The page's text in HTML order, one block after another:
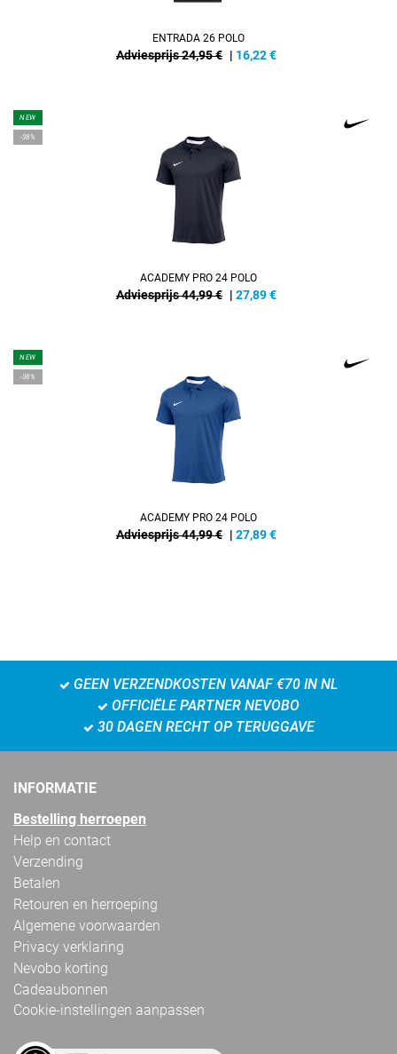
ENTRADA 26 POLO
Adviesprijs 24,95 € | 16,22€
NEW
-38%
ACADEMY PRO 24 POLO
Adviesprijs 44,99 € | 27,89€
NEW
-38%
ACADEMY PRO 24 POLO
Adviesprijs 44,99 € | 27,89€
GEEN VERZENDKOSTEN VANAF €70 IN NL
OFFICIËLE PARTNER NEVOBO
30 DAGEN RECHT OP TERUGGAVE
INFORMATIE
Bestelling herroepen
Help en contact
Verzending
Betalen
Retouren en herroeping
Algemene voorwaarden
Privacy verklaring
Nevobo korting
Cadeaubonnen
Cookie-instellingen aanpassen